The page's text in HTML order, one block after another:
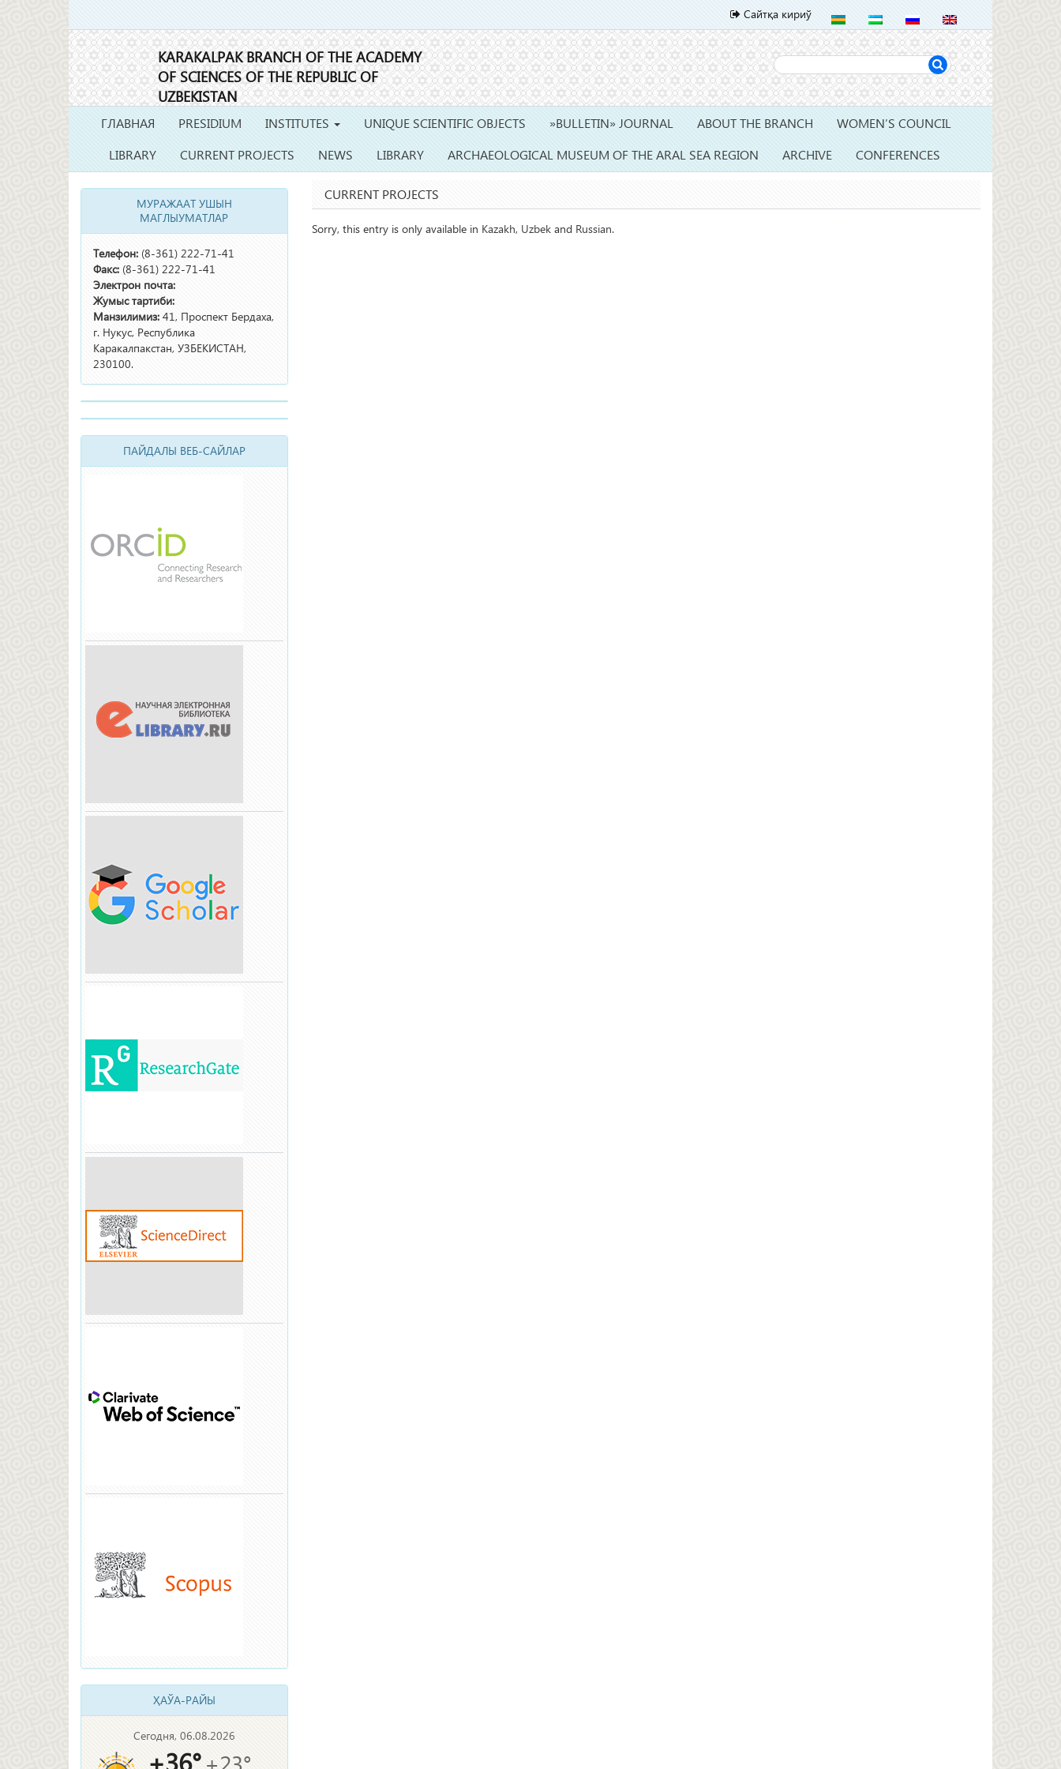
Сайтқа кириў
KARAKALPAK BRANCH OF THE ACADEMY
OF SCIENCES OF THE REPUBLIC OF
UZBEKISTAN
ГЛАВНАЯ PRESIDIUM INSTITUTES UNIQUE SCIENTIFIC OBJECTS »BULLETIN» JOURNAL ABOUT THE BRANCH
WOMEN’S COUNCIL
LIBRARY
CURRENT PROJECTS NEWS LIBRARY ARCHAEOLOGICAL MUSEUM OF THE ARAL SEA REGION ARCHIVE CONFERENCES
МУРАЖААТ УШЫН
МАГЛЫУМАТЛАР
Телефон: (8-361) 222-71-41
Факс: (8-361) 222-71-41
Электрон почта:
Жумыс тартиби:
Манзилимиз: 41, Проспект Бердаха,
г. Нукус, Республика
Каракалпакстан, УЗБЕКИСТАН,
230100.
ПАЙДАЛЫ ВЕБ-САЙЛАР
ҲАЎА-РАЙЫ
Сегодня, 06.08.2026
+36°+23°
CURRENT PROJECTS
Sorry, this entry is only available in Kazakh, Uzbekand Russian.